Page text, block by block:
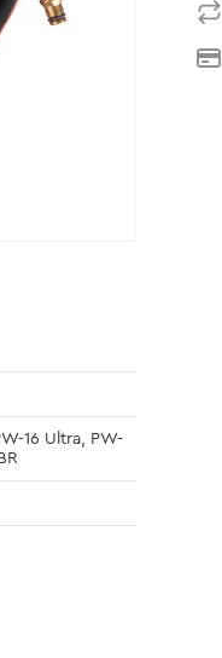
16 Ultra, PW-